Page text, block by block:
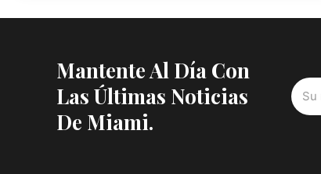
Mantente Al Día Con
Las Últimas Noticias
De Miami.